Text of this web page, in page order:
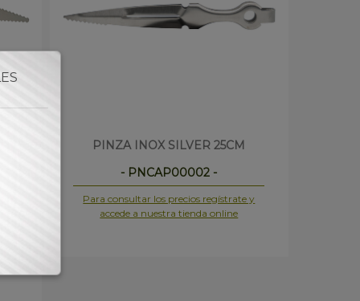
PINZA INOX SILVER 25CM
- PNCAP00002 -
Para consultar los precios regístrate y
accede a nuestra tienda online